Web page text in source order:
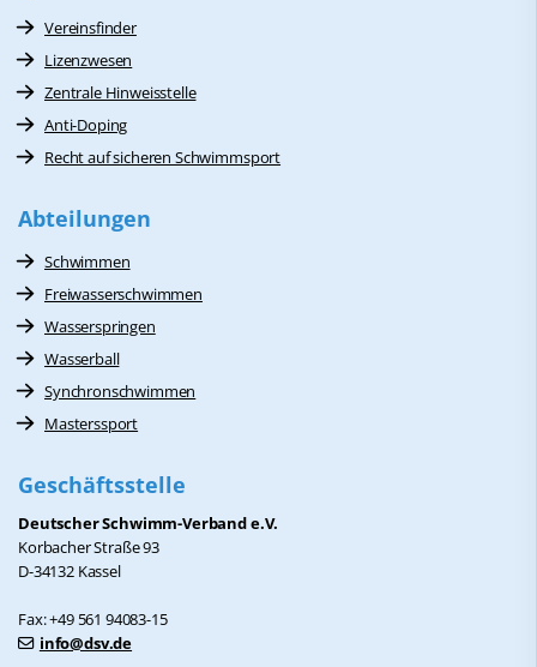
Vereinsfinder
Lizenzwesen
Zentrale Hinweisstelle
Anti-Doping
Recht auf sicheren Schwimmsport
Abteilungen
Schwimmen
Freiwasserschwimmen
Wasserspringen
Wasserball
Synchronschwimmen
Masterssport
Geschäftsstelle
Deutscher Schwimm-Verband e.V.
Korbacher Straße 93
D-34132 Kassel
Fax: +49 561 94083-15
info@dsv.de